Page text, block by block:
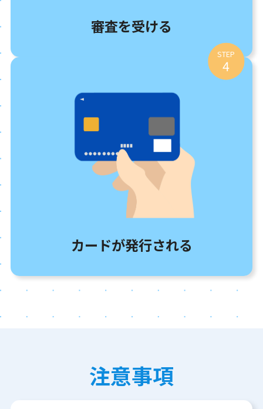
審査を受ける
STEP
4
カードが発行される
注意事項